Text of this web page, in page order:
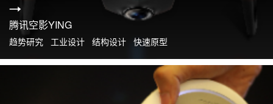
腾讯空影YING
趋势研究 工业设计 结构设计 快速原型